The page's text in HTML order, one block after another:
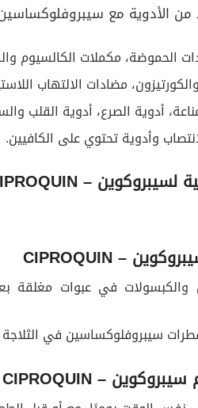
من الأدوية مع
الحموضة، مكملات الكالسيوم
مضادات الالتهاب
أدوية الصرع، أدوية القلب
وأدوية تحتوي على الكافيين.
لسيبروكوين – CIPROQUIN
– CIPROQUIN
في عبوات مغلقة
سيبروفلوكساسين في الثلاجة
سيبروكوين – CIPROQUIN